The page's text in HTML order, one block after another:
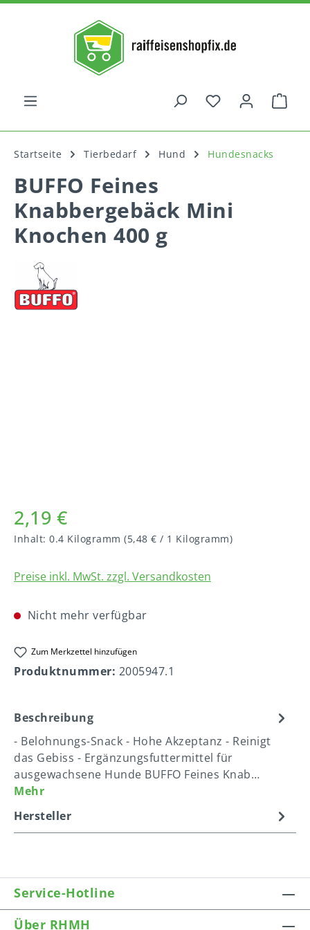
Startseite Tierbedarf Hund Hundesnacks
BUFFO Feines
Knabbergebäck Mini
Knochen 400 g
2,19 €
Inhalt: 0.4 Kilogramm (5,48 € / 1 Kilogramm)
Preise inkl. MwSt. zzgl. Versandkosten
Nicht mehr verfügbar
Zum Merkzettel hinzufügen
Produktnummer: 2005947.1
Beschreibung
- Belohnungs-Snack - Hohe Akzeptanz - Reinigt
das Gebiss - Ergänzungsfuttermittel für
ausgewachsene Hunde BUFFO Feines Knab…
Mehr
Hersteller
Service-Hotline
Über RHMH